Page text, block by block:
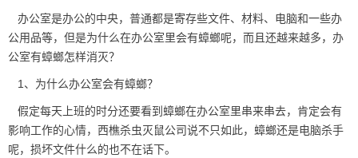
办公室是办公的中央，普通都是寄存些文件、材料、电脑和一些办
公用品等，但是为什么在办公室里会有蟑螂呢，而且还越来越多，办
公室有蟑螂怎样消灭？
1、为什么办公室会有蟑螂？
假定每天上班的时分还要看到蟑螂在办公室里串来串去，肯定会有
影响工作的心情， 西樵杀虫灭鼠公司说不只如此，蟑螂还是电脑杀手
呢，损坏文件什么的也不在话下。